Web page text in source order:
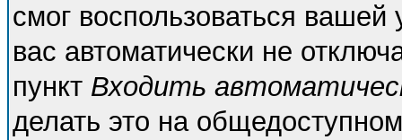
смог воспользоваться
вас автоматически не
пункт Входить
делать это на